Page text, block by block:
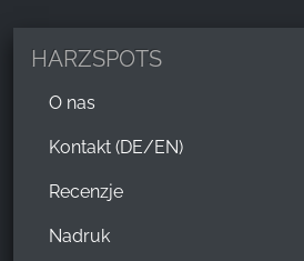
HARZSPOTS
O nas
Kontakt (DE/EN)
Recenzje
Nadruk